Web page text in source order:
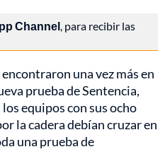
Channel, para recibir las
una vez más en
prueba de Sentencia,
equipos con sus ocho
la cadera debían cruzar en
una prueba de